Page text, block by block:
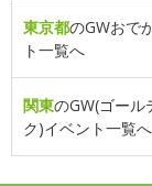
東京都のGWおで
ト一覧へ
関東のGW(ゴール
ク)イベント一覧へ